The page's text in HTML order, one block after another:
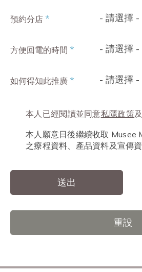
預約分店 * - 請選擇 -
方便回電的時間 * - 請選擇 -
如何得知此推廣 * - 請選擇 -
本人已經閱讀並同意私隱政策
本人願意日後繼續收取 Musee
之療程資料、產品資料及宣傳資
送出
重設